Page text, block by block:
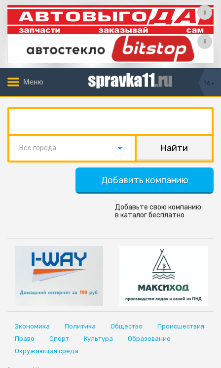
Меню 16+
Все города
Добавить компанию
Добавьте свою компанию
в каталог бесплатно
Экономика Политика Общество
Происшествия
Право
Спорт Культура
Образование
Окружающая среда